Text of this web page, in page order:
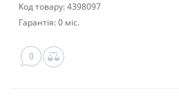
Код товару: 4398097
Гарантія: 0 міс.
0